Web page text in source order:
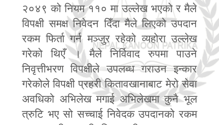
२०४९ को नियम ११० मा उल्लेख भएको र मैले
विपक्षी समक्ष निवेदन दिँदा मैले लिएको उपदान
रकम फिर्ता गर्न मञ्जुर रहेको व्यहोरा उल्लेख
गरेको थिएँ । मैले निर्विवाद रुपमा पाउने
निवृत्तीभरण विपक्षीले उपलब्ध गराउन इन्कार
गरेकोले विपक्षी प्रहरी कितावखानाबाट मेरो सेवा
अवधिको अभिलेख मगाई अभिलेखमा कुनै भूल
त्रुटि भए सो सच्चाई निवेदक उपदानको रकम